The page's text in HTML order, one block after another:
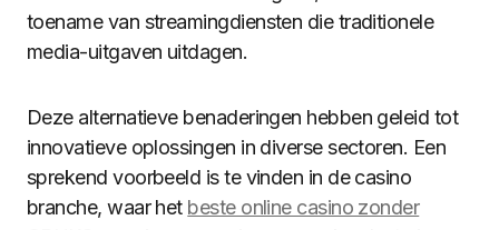
toename van streamingdiensten die traditionele
media-uitgaven uitdagen.
Deze alternatieve benaderingen hebben geleid tot
innovatieve oplossingen in diverse sectoren. Een
sprekend voorbeeld is te vinden in de casino
branche, waar het beste online casino zonder